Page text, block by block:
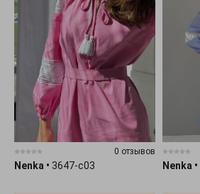
0 отзывов
Nenka • 3647-c03 Nenka •